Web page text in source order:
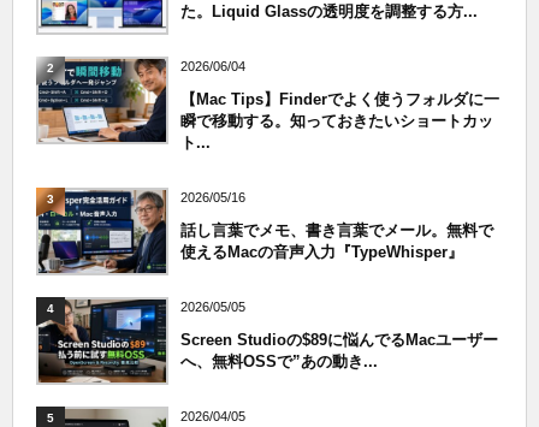
た。Liquid Glassの透明度を調整する方...
2 2026/06/04
【Mac Tips】Finderでよく使うフォルダに一
瞬で移動する。知っておきたいショートカッ
ト...
3 2026/05/16
話し言葉でメモ、書き言葉でメール。無料で
使えるMacの音声入力『TypeWhisper』
4 2026/05/05
Screen Studioの$89に悩んでるMacユーザー
へ、無料OSSで”あの動き...
5 2026/04/05